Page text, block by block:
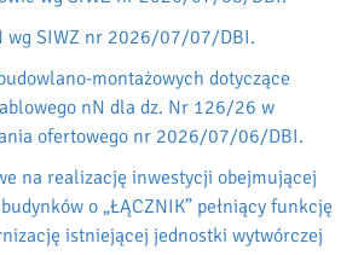
wg SIWZ nr 2026/07/07/DBI.
montażowych dotyczące
nN dla dz. Nr 126/26 w
ofertowego nr 2026/07/06/DBI.
na realizację inwestycji obejmującej
o „ŁĄCZNIK” pełniący funkcję
istniejącej jednostki wytwórczej